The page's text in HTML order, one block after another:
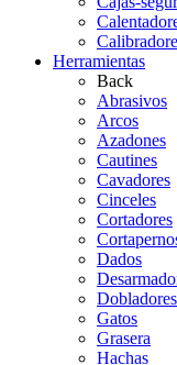
Herramientas
Back
Abrasivos
Arcos
Azadones
Cautines
Cavadores
Cinceles
Cortadores
Dados
Dobladores
Gatos
Grasera
Hachas